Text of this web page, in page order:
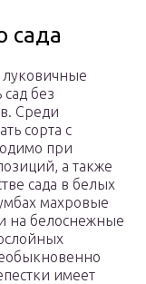
сада
без
Среди
сорта с
при
а также
сада в белых
махровые
на белоснежные
имеет